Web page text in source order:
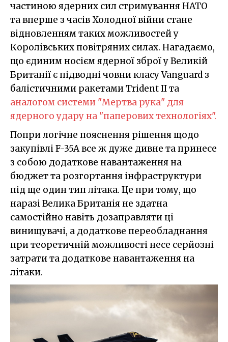
частиною ядерних сил стримування НАТО
та вперше з часів Холодної війни стане
відновленням таких можливостей у
Королівських повітряних силах. Нагадаємо,
що єдиним носієм ядерної зброї у Великій
Британії є підводні човни класу Vanguard з
балістичними ракетами Trident II та
аналогом системи "Мертва рука" для
ядерного удару на "паперових технологіях".
Попри логічне пояснення рішення щодо
закупівлі F-35A все ж дуже дивне та принесе
з собою додаткове навантаження на
бюджет та розгортання інфраструктури
під ще один тип літака. Це при тому, що
наразі Велика Британія не здатна
самостійно навіть дозаправляти ці
винищувачі, а додаткове переобладнання
при теоретичній можливості несе серйозні
затрати та додаткове навантаження на
літаки.